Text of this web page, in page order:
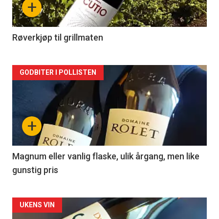
-
2
+
Røverkjøp til grillmaten
Forsiden
akkurat
nå
3
+
GODBITER I POLLISTEN
Magnum eller vanlig flaske, ulik årgang, men like
gunstig pris
Forsiden
UKENS VIN